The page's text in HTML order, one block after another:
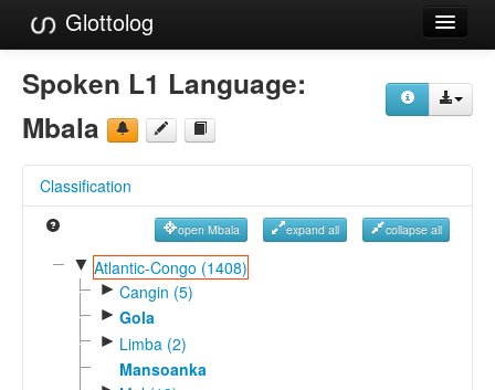
Glottolog
Languages
Families
References
Reference Search
GlottoScope
Spoken L1 Language:
Mbala
Classification
open Mbala expand all collapse all
▼ Atlantic-Congo (1408)
► Cangin (5)
► Gola
► Limba (2)
Mansoanka